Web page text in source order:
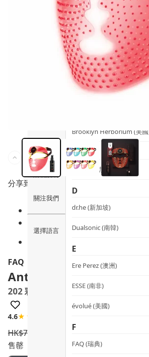
寵物用品
客服資訊
購物說明
關注我們
選擇語言
ANAYA
B
BerryEn (德國)
Blossom (英國)
Bondi Wash (澳洲)
Brooklyn Herborium (美
C
CERM (新加坡)
D
dr.he (新加坡)
Dualsonic (南韓)
E
Ere Perez (澳洲)
ESSE (南非)
évolué (美國)
F
FAQ (瑞典)
分享到
FAQ
Anti-aging Silicone LED
202 彩虹光療嫩膚面罩
4.6★★★★☆
HK$7,590.0
5,999.0
售罄